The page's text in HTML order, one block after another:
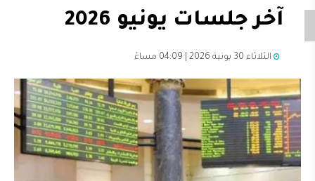
آخر جلسات يونيو 2026
الثلاثاء 30 يونية 2026 | 04:09 مساءً